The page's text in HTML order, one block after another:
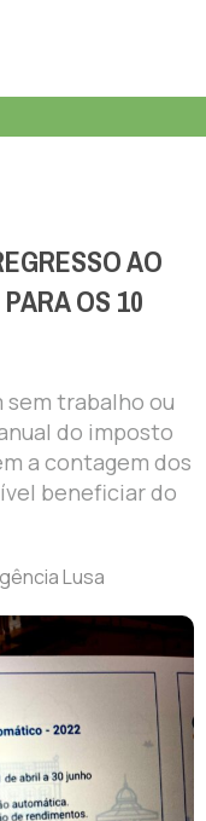
AO
OS 10
sem trabalho ou
do imposto
a contagem dos
beneficiar do
Lusa